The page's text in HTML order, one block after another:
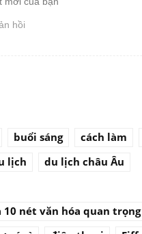
hồi
buổi sáng cách làm
lịch
du lịch châu Âu
10 nét văn hóa quan